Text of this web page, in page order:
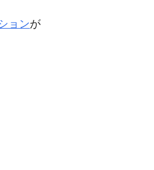
ョンが